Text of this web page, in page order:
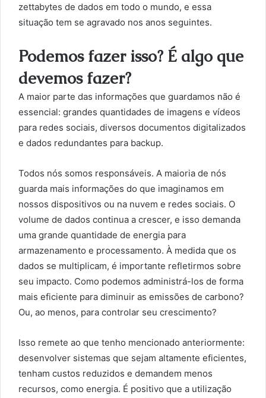
zettabytes de dados em todo o mundo, e essa
situação tem se agravado nos anos seguintes.
Podemos fazer isso? É algo que
devemos fazer?
A maior parte das informações que guardamos não é
essencial: grandes quantidades de imagens e vídeos
para redes sociais, diversos documentos digitalizados
e dados redundantes para backup.
Todos nós somos responsáveis. A maioria de nós
guarda mais informações do que imaginamos em
nossos dispositivos ou na nuvem e redes sociais. O
volume de dados continua a crescer, e isso demanda
uma grande quantidade de energia para
armazenamento e processamento. À medida que os
dados se multiplicam, é importante refletirmos sobre
seu impacto. Como podemos administrá-los de forma
mais eficiente para diminuir as emissões de carbono?
Ou, ao menos, para controlar seu crescimento?
Isso remete ao que tenho mencionado anteriormente:
desenvolver sistemas que sejam altamente eficientes,
tenham custos reduzidos e demandem menos
recursos, como energia. É positivo que a utilização